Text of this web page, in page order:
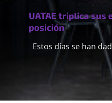
UATAE triplica sus
posición
Estos días se han